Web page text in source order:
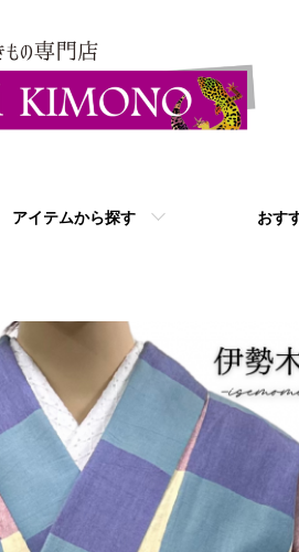
アイテムから探す おす